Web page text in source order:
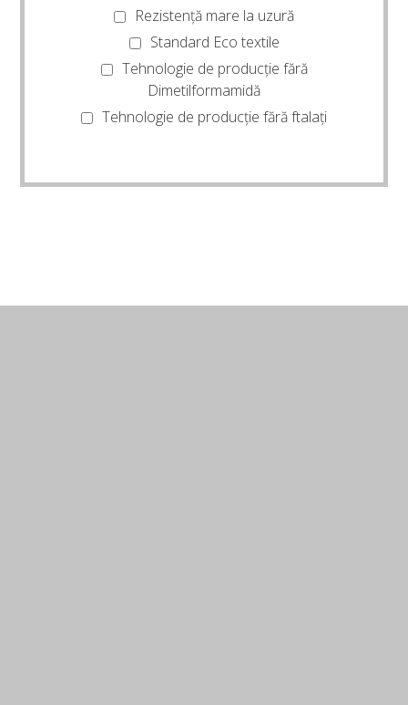
Rezistență mare la uzură
Standard Eco textile
Tehnologie de producție fără
Dimetilformamidă
Tehnologie de producție fără ftalați